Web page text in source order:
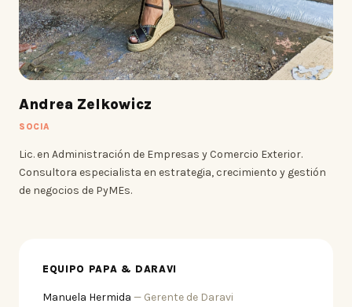
Andrea Zelkowicz
SOCIA
Lic. en Administración de Empresas y Comercio Exterior.
Consultora especialista en estrategia, crecimiento y gestión
de negocios de PyMEs.
EQUIPO PAPA & DARAVI
Manuela Hermida — Gerente de Daravi